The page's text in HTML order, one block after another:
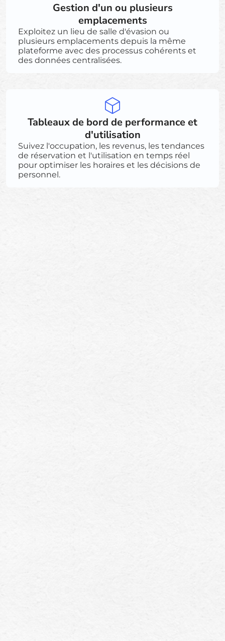
Gestion d'un ou plusieurs
emplacements
Exploitez un lieu de salle d'évasion ou
plusieurs emplacements depuis la même
plateforme avec des processus cohérents et
des données centralisées.
Tableaux de bord de performance et
d'utilisation
Suivez l'occupation, les revenus, les tendances
de réservation et l'utilisation en temps réel
pour optimiser les horaires et les décisions de
personnel.